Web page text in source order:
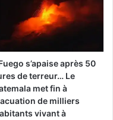
s’apaise après 50
de terreur… Le
met fin à
de milliers
vivant à